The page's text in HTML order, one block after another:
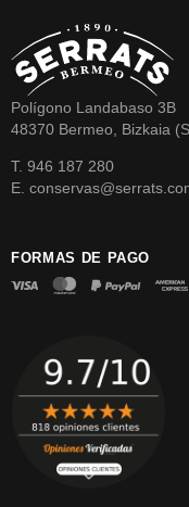
Polígono Landabaso 3B
48370 Bermeo, Bizkaia
T. 946 187 280
E.
FORMAS DE PAGO